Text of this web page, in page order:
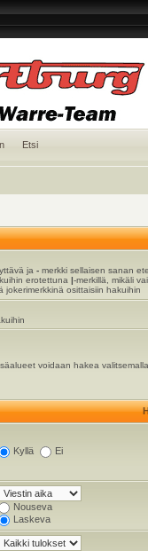
Etsi
ja -merkki sellaisen sanan
erotettuna |-merkillä, mikäli
osittaisiin hakuihin
voidaan hakea
Kyllä Ei
Nouseva
Laskeva